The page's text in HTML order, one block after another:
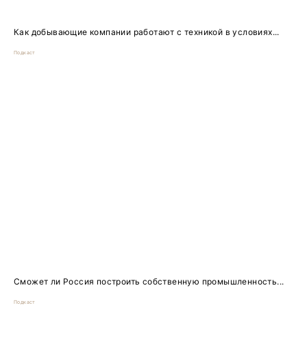
Как добывающие компании работают с техникой в условиях...
Подкаст
Сможет ли Россия построить собственную промышленность...
Подкаст